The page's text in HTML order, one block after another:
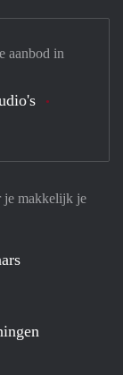
je makkelijk je
aanbod in